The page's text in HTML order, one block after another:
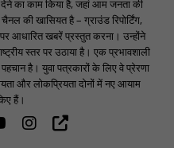
का काम किया है, जहां आम जनता की
की खासियत है – ग्राउंड रिपोर्टिंग,
आधारित खबरें प्रस्तुत करना। उन्होंने
स्तर पर उठाया है। एक प्रभावशाली
है। युवा पत्रकारों के लिए वे प्रेरणा
और लोकप्रियता दोनों में नए आयाम
हैं।